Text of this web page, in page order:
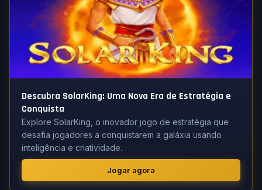
Descubra SolarKing: Uma Nova Era de Estratégia e
Conquista
Explore SolarKing, o inovador jogo de estratégia que
desafia jogadores a conquistarem a galáxia usando
inteligência e criatividade.
Jogar agora